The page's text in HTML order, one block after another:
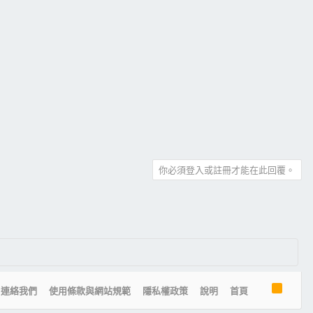
你必須登入或註冊才能在此回覆。
連絡我們 使用條款與網站規範 隱私權政策 說明 首頁
R
S